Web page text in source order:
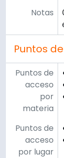
Notas
Puntos
Puntos de
acceso
por
materia
Puntos de
acceso
por lugar